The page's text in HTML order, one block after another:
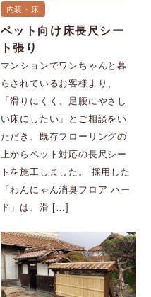
内装・床
ペット向け床長尺シー
ト張り
マンションでワンちゃんと暮
らされているお客様より、
「滑りにくく、足腰にやさし
い床にしたい」とご相談をい
ただき、既存フローリングの
上からペット対応の長尺シー
トを施工しました。 採用した
「わんにゃん消臭フロア ハー
ド」は、滑 […]